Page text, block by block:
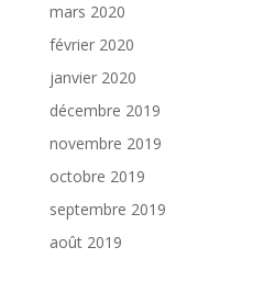
mars 2020
février 2020
janvier 2020
décembre 2019
novembre 2019
octobre 2019
septembre 2019
août 2019